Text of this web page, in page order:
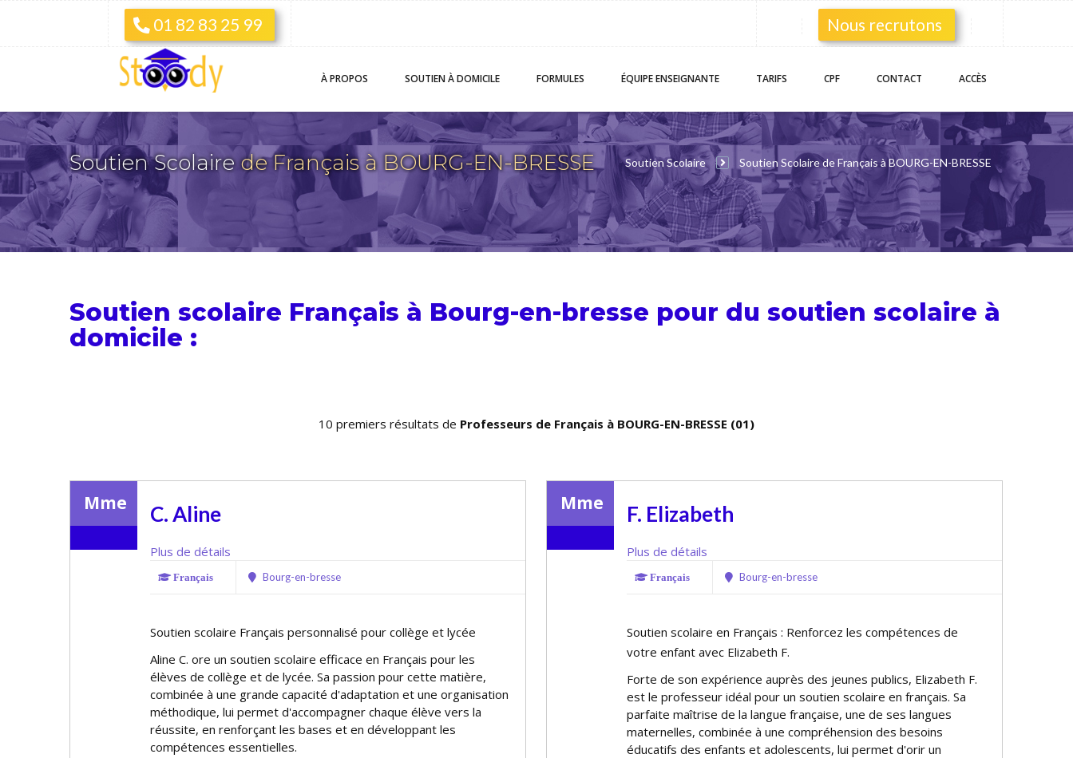
01 82 83 25 99 Nous recrutons
À PROPOS SOUTIENÀ DOMICILE FORMULES ÉQUIPEENSEIGNANTE TARIFS CPF CONTACT ACCÈS
Soutien Scolairede Français à BOURG-EN-BRESSE Soutien Scolaire Soutien Scolaire de Français à BOURG-EN-BRESSE
Soutien scolaire Français à Bourg-en-bresse pour du soutien scolaire à
domicile :
10 premiers résultats de Professeurs de Français à BOURG-EN-BRESSE (01)
Mme C. Aline
Plus de détails
Français Bourg-en-bresse
Soutien scolaire Français personnalisé pour collège et lycée
Aline C. offre un soutien scolaire efficace en Français pour les
élèves de collège et de lycée. Sa passion pour cette matière,
combinée à une grande capacité d'adaptation et une organisation
méthodique, lui permet d'accompagner chaque élève vers la
réussite, en renforçant les bases et en développant les
compétences essentielles.
Mme F. Elizabeth
Plus de détails
Français Bourg-en-bresse
Soutien scolaire en Français : Renforcez les compétences de
votre enfant avec Elizabeth F.
Forte de son expérience auprès des jeunes publics, Elizabeth F.
est le professeur idéal pour un soutien scolaire en français. Sa
parfaite maîtrise de la langue française, une de ses langues
maternelles, combinée à une compréhension des besoins
éducatifs des enfants et adolescents, lui permet d'offrir un